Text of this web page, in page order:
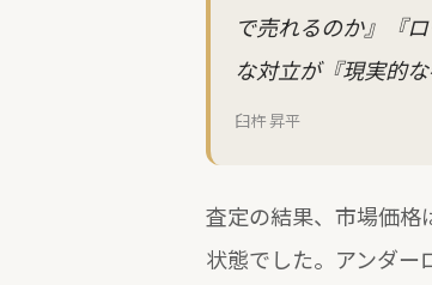
で売れるのか』『
な対立が『現実的
臼杵 昇平
査定の結果、市場価格
状態でした。アンダー